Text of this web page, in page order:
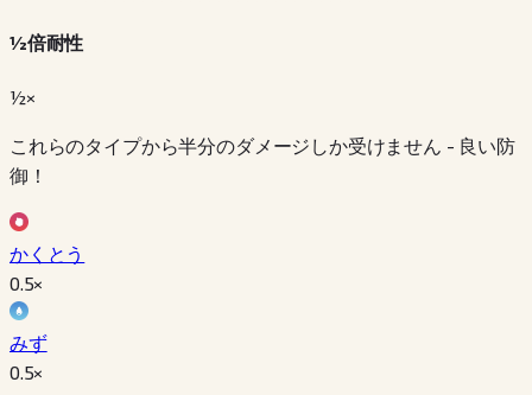
½倍耐性
½×
これらのタイプから半分のダメージしか受けません - 良い防
御！
かくとう
0.5×
みず
0.5×